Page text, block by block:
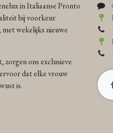
in Italiaanse Pronto
bij voorkeur
wekelijks nieuwe
zorgen ons exclusieve
dat elke vrouw
is.